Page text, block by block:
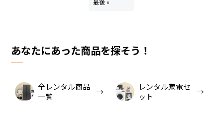
最後 »
あなたにあった商品を探そう！
全レンタル商品
一覧
レンタル家電セ
ット